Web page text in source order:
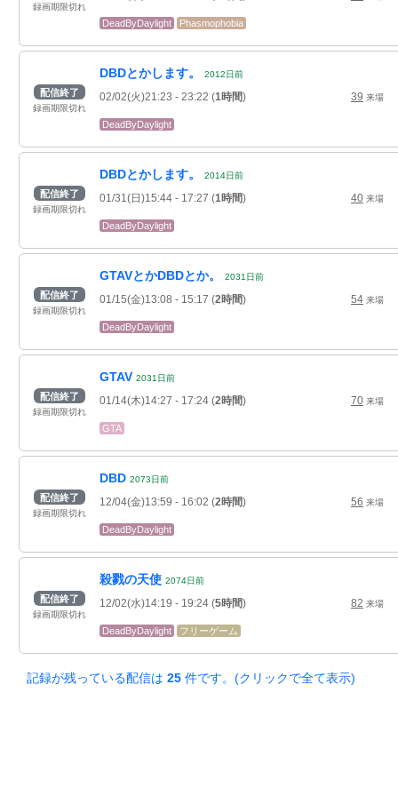
録画期限切れ
DeadByDaylight Phasmophobia
配信終了
録画期限切れ
DBDとかします。 2012日前
02/02(火)21:23 - 23:22 (1時間) 39 来場
DeadByDaylight
配信終了
録画期限切れ
DBDとかします。 2014日前
01/31(日)15:44 - 17:27 (1時間) 40 来場
DeadByDaylight
配信終了
録画期限切れ
GTAVとかDBDとか。 2031 日前
01/15(金)13:08 - 15:17 (2時間) 54 来場
DeadByDaylight
配信終了
録画期限切れ
GTAV 2031 日前
01/14(木)14:27 - 17:24 (2時間) 70 来場
GTA
配信終了
録画期限切れ
DBD 2073日前
12/04(金)13:59 - 16:02 (2時間) 56 来場
DeadByDaylight
配信終了
録画期限切れ
殺戮の天使 2074日前
12/02(水)14:19 - 19:24 (5時間) 82 来場
DeadByDaylight フリーゲーム
記録が残っている配信は 25 件です。(クリックで全て表示)